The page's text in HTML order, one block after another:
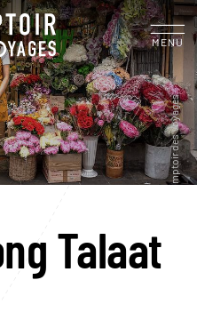
MENU
Talaat